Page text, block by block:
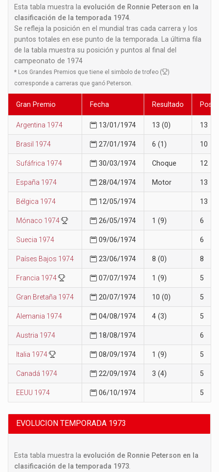
Esta tabla muestra la evolución de Ronnie Peterson en la
clasificación de la temporada 1974
Se refleja la posición en el mundial tras cada carrera y los
puntos totales en ese punto de la temporada. La última fila
de la tabla muestra su posición y puntos al final del
campeonato de 1974
* Los Grandes Premios que tiene el simbolo de trofeo (
)
corresponde a carreras que ganó Peterson.
Gran Premio Fecha Resultado
Argentina 1974 13/01/1974 13 (0) 13
Brasil 1974 27/01/1974 6 (1) 10
Sufáfrica 1974 30/03/1974 Choque 12
España 1974 28/04/1974 Motor 13
Bélgica 1974 12/05/1974 13
Mónaco 1974 26/05/1974 1 (9) 6
Suecia 1974 09/06/1974 6
Países Bajos 1974 23/06/1974 8 (0) 8
Francia 1974 07/07/1974 1 (9) 5
Gran Bretaña 1974 20/07/1974 10 (0) 5
Alemania 1974 04/08/1974 4 (3) 5
Austria 1974 18/08/1974 6
Italia 1974 08/09/1974 1 (9) 5
Canadá 1974 22/09/1974 3 (4) 5
EEUU 1974 06/10/1974 5
EVOLUCION TEMPORADA 1973
Esta tabla muestra la evolución de Ronnie Peterson en la
clasificación de la temporada 1973